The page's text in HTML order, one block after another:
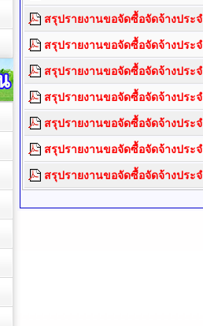
สรุปรายงานขอจัดซื้อจัดจ้างประ
สรุปรายงานขอจัดซื้อจัดจ้างประ
สรุปรายงานขอจัดซื้อจัดจ้างประ
สรุปรายงานขอจัดซื้อจัดจ้างประ
สรุปรายงานขอจัดซื้อจัดจ้างประ
สรุปรายงานขอจัดซื้อจัดจ้างประ
สรุปรายงานขอจัดซื้อจัดจ้างประ